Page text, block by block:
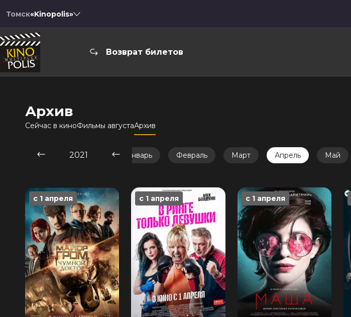
Томск«Kinopolis»
Возврат билетов
Архив
Сейчас в киноФильмы августаАрхив
2021 Январь Февраль Март Апрель Май
с 1 апреля с 1 апреля с 1 апреля